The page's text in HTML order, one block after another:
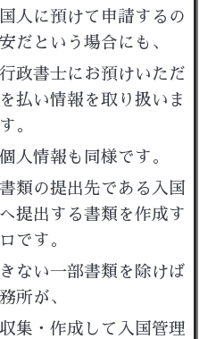
人に預けて申請するの
だという場合にも、
政書士にお預けいただ
払い情報を取り扱いま
す。
人情報も同様です。
類の提出先である入国
提出する書類を作成す
です。
ない一部書類を除けば
所が、
集・作成して入国管理